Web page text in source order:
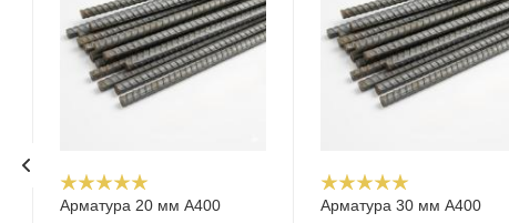
Арматура 20 мм А400
Арматура 30 мм А400